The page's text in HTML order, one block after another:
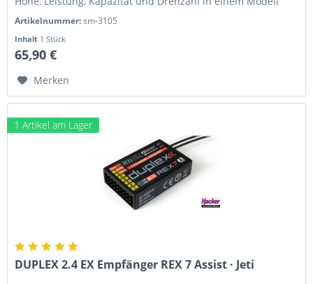
Artikelnummer:sm-3105
Inhalt 1 Stück
65,90 €
Merken
1 Artikel am Lager
DUPLEX 2.4 EX Empfänger REX 7 Assist · Jeti